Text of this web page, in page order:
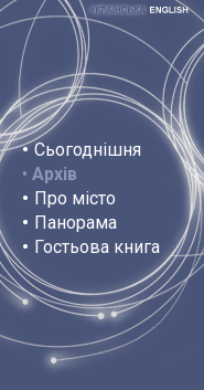
• Сьогоднішня
• Архів
• Про місто
• Панорама
• Гостьова книга